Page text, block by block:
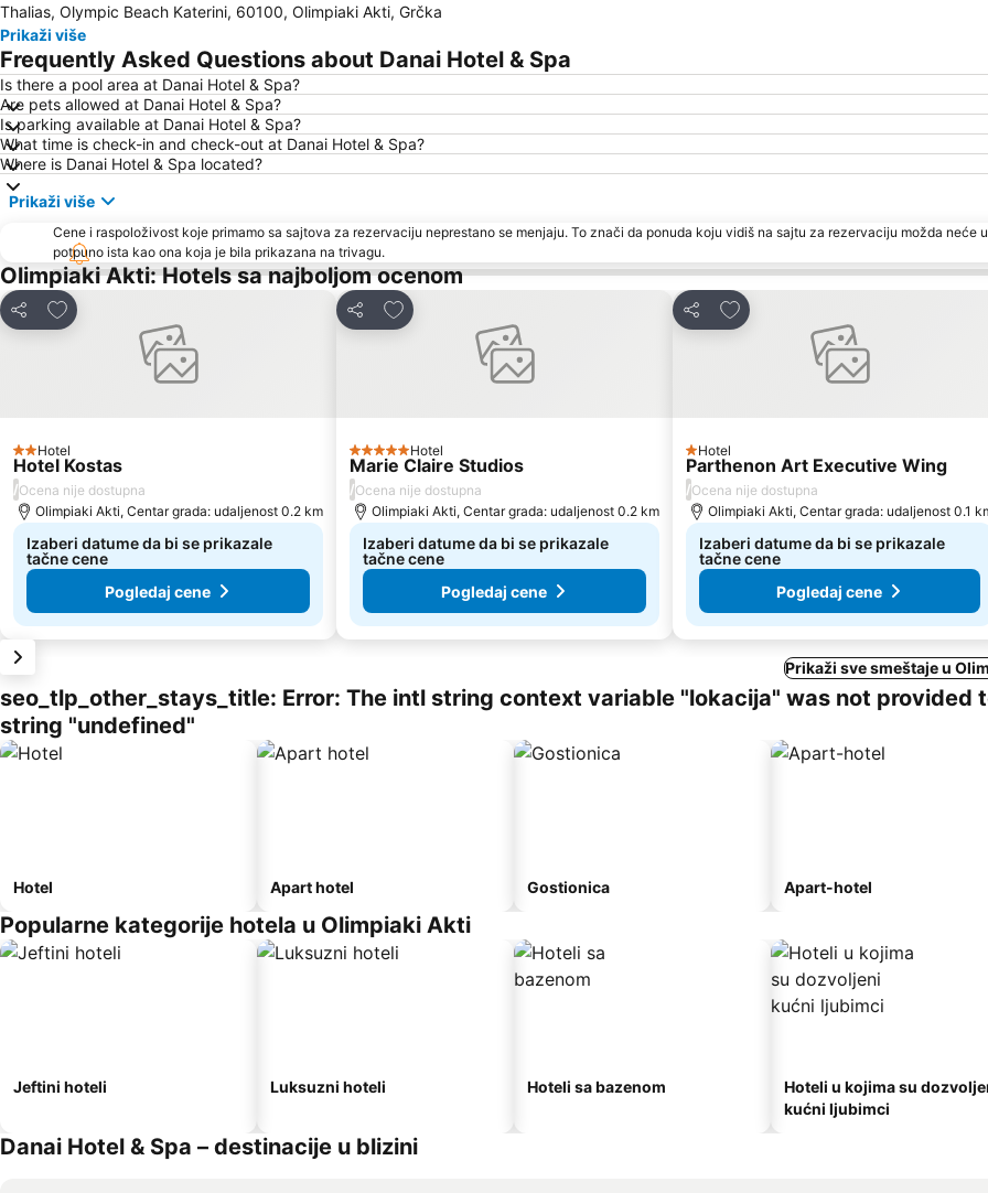
Thalias, Olympic Beach Katerini, 60100, Olimpiaki Akti, Grčka
Prikaži više
Frequently Asked Questions about Danai Hotel & Spa
Is there a pool area at Danai Hotel & Spa?
Are pets allowed at Danai Hotel & Spa?
Is parking available at Danai Hotel & Spa?
What time is check-in and check-out at Danai Hotel & Spa?
Where is Danai Hotel & Spa located?
Prikaži više
Cene i raspoloživost koje primamo sa sajtova za rezervaciju neprestano se menjaju. To znači da ponuda koju vidiš na sajtu za rezervaciju možda neće
potpuno ista kao ona koja je bila prikazana na trivagu.
Olimpiaki Akti: Hotels sa najboljom ocenom
Deli
Dodati u favorite
2 Zvezdice
Hotel
Hotel Kostas
/Ocena nije dostupna
Olimpiaki Akti, Centar grada: udaljenost 0.2 km
Izaberi datume da bi se prikazale
tačne cene
Pogledaj cene
Deli
Dodati u favorite
5 Zvezdice
Hotel
Marie Claire Studios
/Ocena nije dostupna
Olimpiaki Akti, Centar grada: udaljenost 0.2 km
Izaberi datume da bi se prikazale
tačne cene
Pogledaj cene
Deli
Dodati u favorite
1 Zvezdice
Hotel
Parthenon Art Executive Wing
/Ocena nije dostupna
Olimpiaki Akti, Centar grada: udaljenost 0.1
Izaberi datume da bi se prikazale
tačne cene
Pogledaj cene
Prikaži sve smeštaje u
seo_tlp_other_stays_title: Error: The intl string context variable "lokacija" was not provided
string "undefined"
Hotel Apart hotel Gostionica Apart-hotel
Popularne kategorije hotela u Olimpiaki Akti
Jeftini hoteli Luksuzni hoteli Hoteli sa bazenom
Hoteli u kojima su
kućni ljubimci
Danai Hotel & Spa – destinacije u blizini